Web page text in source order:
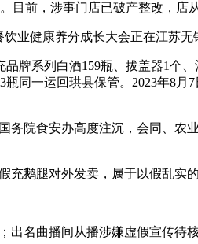
，涉事门店已破产整改，店
健康养分成长大会正在江苏无
系列白酒159瓶、拔盖器1个
同一运回珙县保管。2023年8
院食安办高度注沉，会同、农
鹅腿对外发卖，属于以假乱实的
名曲播间从播涉嫌虚假宣传待核